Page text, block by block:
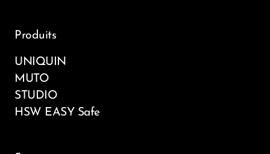
Produits
UNIQUIN
MUTO
STUDIO
HSW EASY Safe